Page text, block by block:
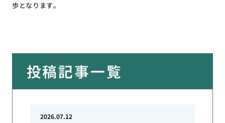
歩となります。
投稿記事一覧
2026.07.12